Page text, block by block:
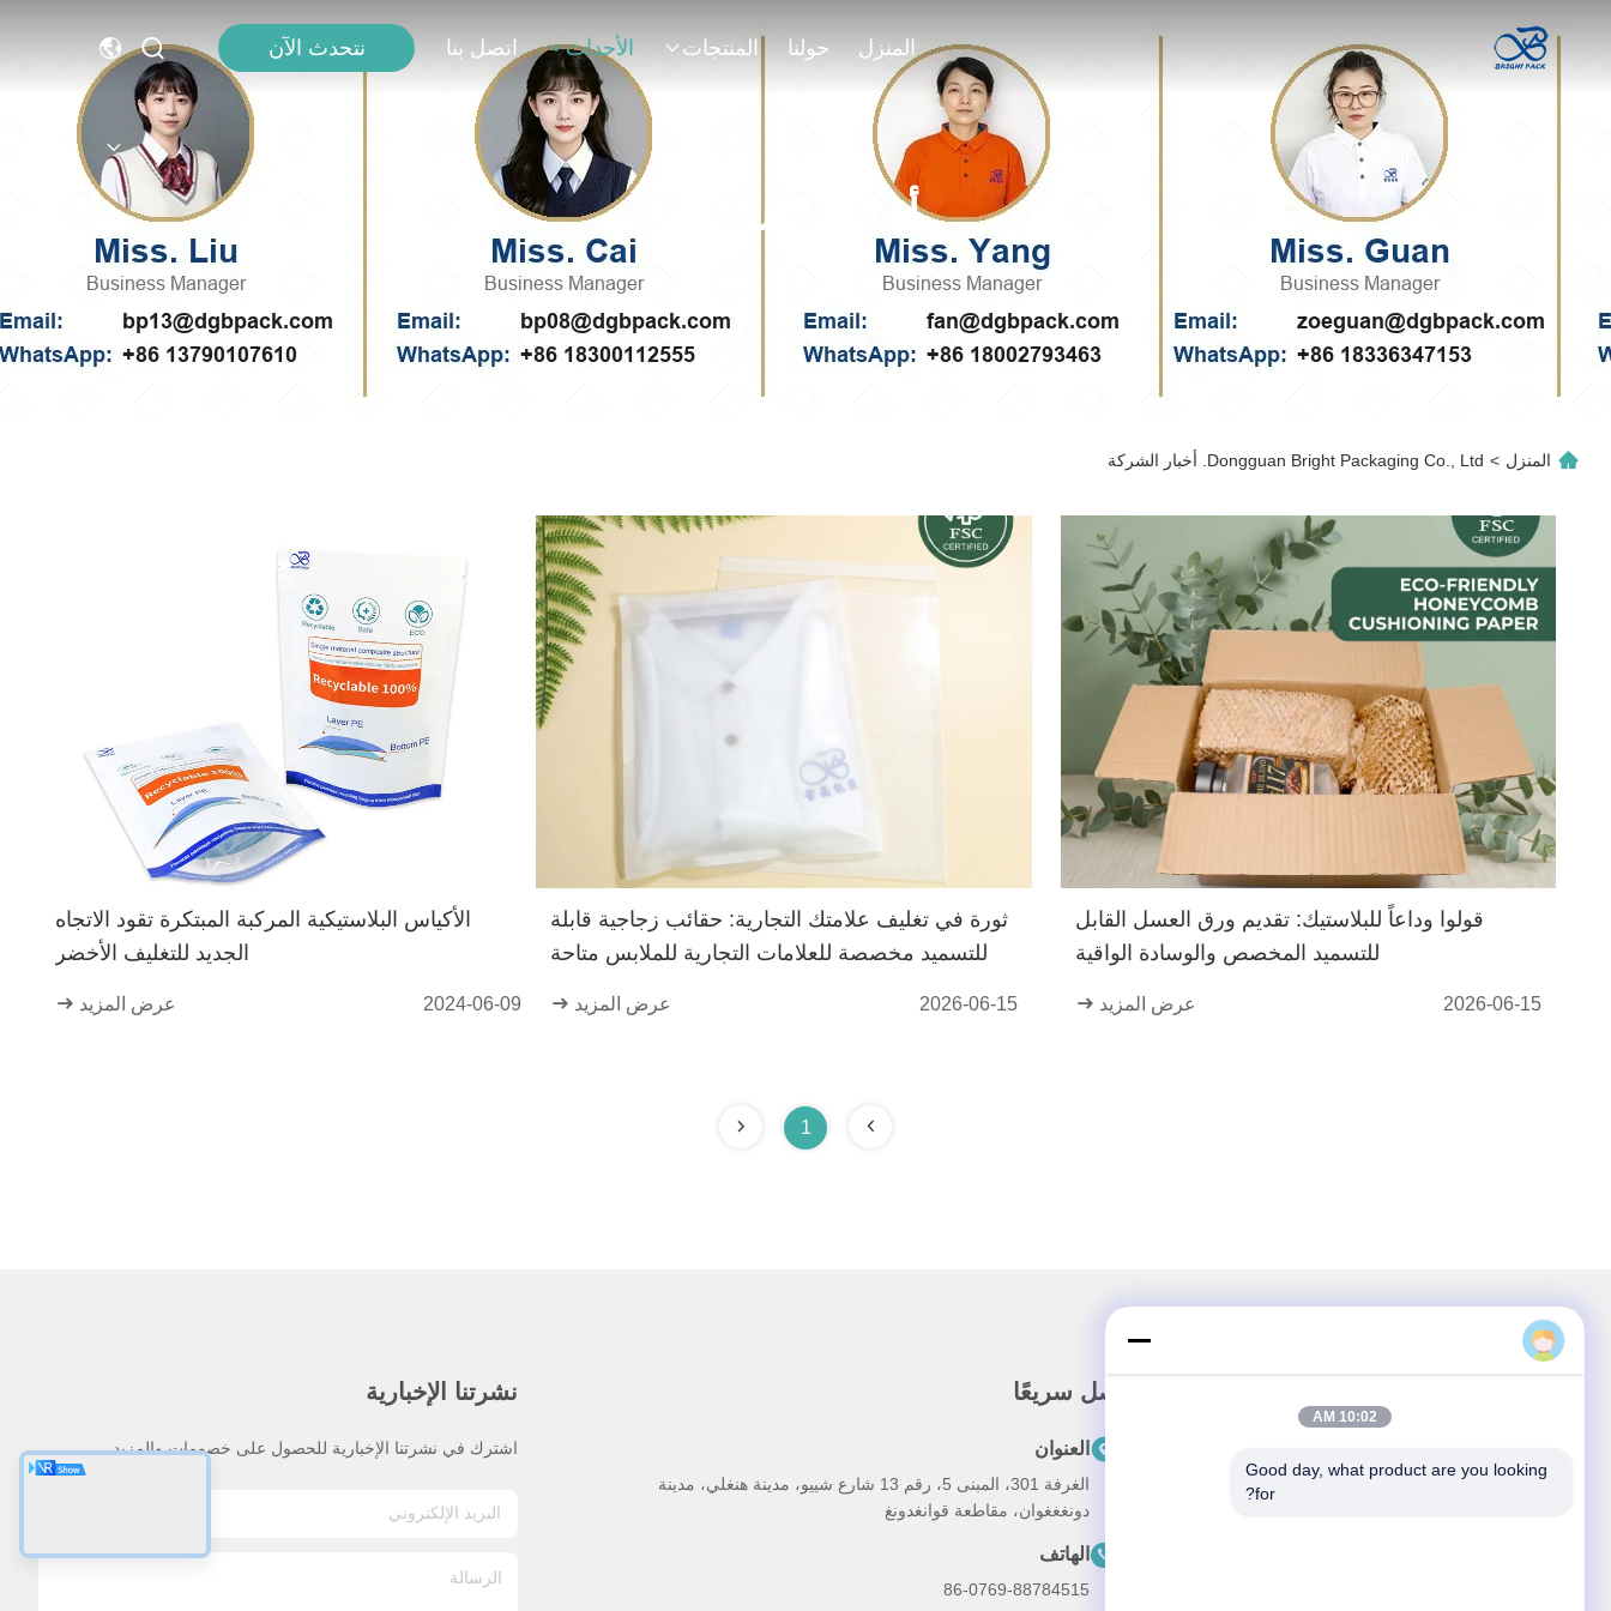
المنزل حولنا المنتجات الأحداث اتصل بنا نتحدث الآن
أخبار الشركة
المنزل > Dongguan Bright Packaging Co., Ltd. أخبار الشركة
قولوا وداعاً للبلاستيك: تقديم ورق العسل القابل
للتسميد المخصص والوسادة الواقية
2026-06-15 عرض المزيد
ثورة في تغليف علامتك التجارية: حقائب زجاجية قابلة
للتسميد مخصصة للعلامات التجارية للملابس متاحة
2026-06-15 عرض المزيد
الأكياس البلاستيكية المركبة المبتكرة تقود الاتجاه
الجديد للتغليف الأخضر
2024-06-09 عرض المزيد
1
اتصل سريعًا
العنوان
الغرفة 301، المبنى 5، رقم 13 شارع شييو، مدينة هنغلي، مدينة
دونغغغوان، مقاطعة قوانغدونغ
الهاتف
86-0769-88784515
نشرتنا الإخبارية
اشترك في نشرتنا الإخبارية للحصول على خصومات والمزيد.
10:02 AM
Good day, what product are you looking
for?